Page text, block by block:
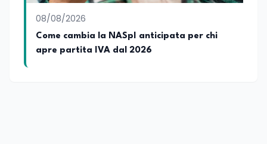
08/08/2026
Come cambia la NASpI anticipata per chi
apre partita IVA dal 2026